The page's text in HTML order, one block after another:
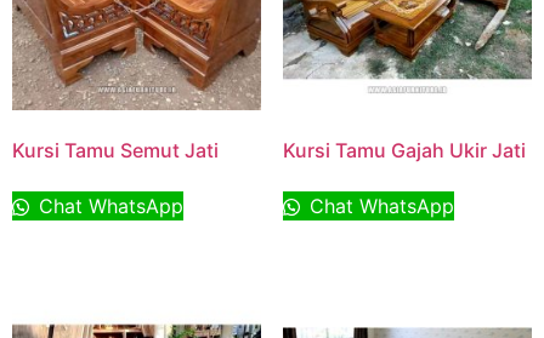
Kursi Tamu Semut Jati
Chat WhatsApp
Kursi Tamu Gajah Ukir Jati
Chat WhatsApp